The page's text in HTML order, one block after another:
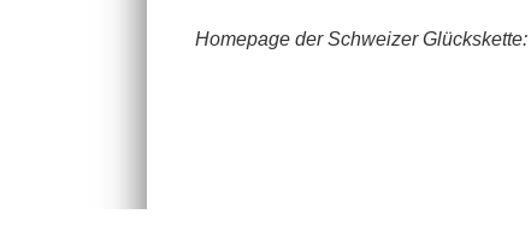
Homepage der Schweizer Glückskette: